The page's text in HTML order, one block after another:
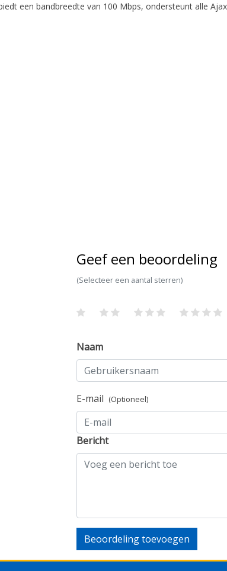
een bandbreedte van 100 Mbps, ondersteunt alle
Geef een beoordeling
(Selecteer een aantal sterren)
Naam
E-mail (Optioneel)
Bericht
Beoordeling toevoegen